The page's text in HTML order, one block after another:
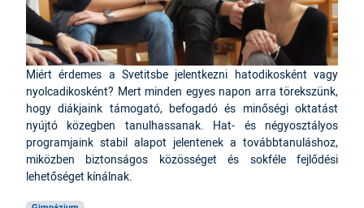
Miért érdemes a Svetitsbe jelentkezni hatodikosként vagy
nyolcadikosként? Mert minden egyes napon arra törekszünk,
hogy diákjaink támogató, befogadó és minőségi oktatást
nyújtó közegben tanulhassanak. Hat- és négyosztályos
programjaink stabil alapot jelentenek a továbbtanuláshoz,
miközben biztonságos közösséget és sokféle fejlődési
lehetőséget kínálnak.